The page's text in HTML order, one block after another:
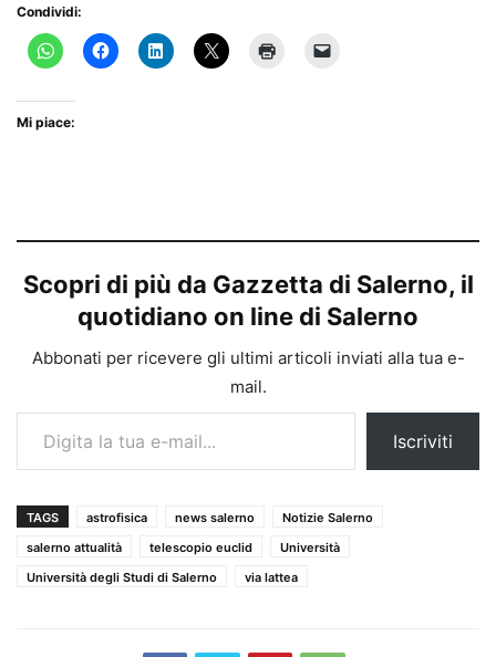
Condividi:
Mi piace:
Scopri di più da Gazzetta di Salerno, il
quotidiano on line di Salerno
Abbonati per ricevere gli ultimi articoli inviati alla tua e-
mail.
Digita la tua e-mail...
Iscriviti
TAGS astrofisica news salerno
Notizie Salerno
salerno attualità
telescopio euclid
Università
Università degli Studi di Salerno
via lattea